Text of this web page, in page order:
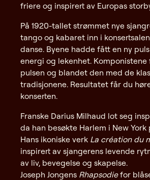
friere og inspirert av Europas
På 1920-tallet strømmet nye
tango og kabaret inn i
danse. Byene hadde fått en ny
energi og lekenhet.
pulsen og blandet den med de
tradisjonene. Resultatet får du
konserten.
Franske Darius Milhaud lot seg
da han besøkte Harlem i New York
Hans ikoniske verk La création du
inspirert av sjangerens levende
av liv, bevegelse og skapelse.
Joseph Jongens Rhapsodiefor